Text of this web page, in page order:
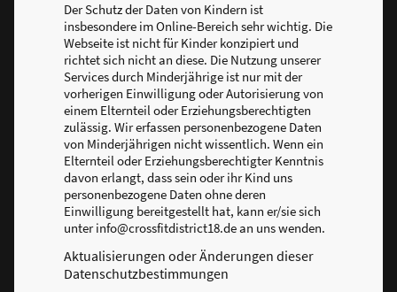
Der Schutz der Daten von Kindern ist
insbesondere im Online-Bereich sehr wichtig. Die
Webseite ist nicht für Kinder konzipiert und
richtet sich nicht an diese. Die Nutzung unserer
Services durch Minderjährige ist nur mit der
vorherigen Einwilligung oder Autorisierung von
einem Elternteil oder Erziehungsberechtigten
zulässig. Wir erfassen personenbezogene Daten
von Minderjährigen nicht wissentlich. Wenn ein
Elternteil oder Erziehungsberechtigter Kenntnis
davon erlangt, dass sein oder ihr Kind uns
personenbezogene Daten ohne deren
Einwilligung bereitgestellt hat, kann er/sie sich
unter info@crossfitdistrict18.de an uns wenden.
Aktualisierungen oder Änderungen dieser
Datenschutzbestimmungen